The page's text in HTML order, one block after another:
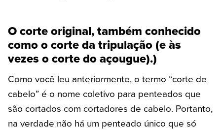
O corte original, também conhecido
como o corte da tripulação (e às
vezes o corte do açougue).)
Como você leu anteriormente, o termo “corte de
cabelo” é o nome coletivo para penteados que
são cortados com cortadores de cabelo. Portanto,
na verdade não há um penteado único que só